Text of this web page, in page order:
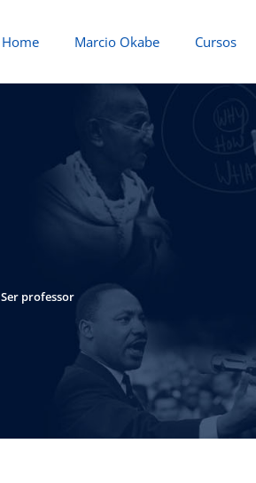
Home Marcio Okabe Cursos
Ser professor